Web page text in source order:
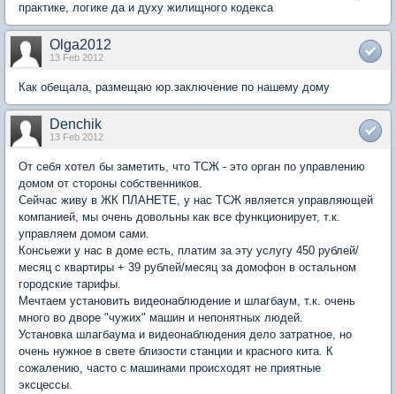
практике, логике да и духу жилищного кодекса
Olga2012
13 Feb 2012
Как обещала, размещаю юр.заключение по нашему дому
Denchik
13 Feb 2012
От себя хотел бы заметить, что ТСЖ - это орган по управлению
домом от стороны собственников.
Сейчас живу в ЖК ПЛАНЕТЕ, у нас ТСЖ является управляющей
компанией, мы очень довольны как все функционирует, т.к.
управляем домом сами.
Консьежи у нас в доме есть, платим за эту услугу 450 рублей/
месяц с квартиры + 39 рублей/месяц за домофон в остальном
городские тарифы.
Мечтаем установить видеонаблюдение и шлагбаум, т.к. очень
много во дворе "чужих" машин и непонятных людей.
Установка шлагбаума и видеонаблюдения дело затратное, но
очень нужное в свете близости станции и красного кита. К
сожалению, часто с машинами происходят не приятные
эксцессы.